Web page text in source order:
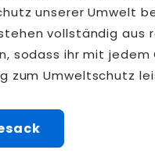
unserer Umwelt
vollständig aus
sodass ihr mit jedem
zum Umweltschutz